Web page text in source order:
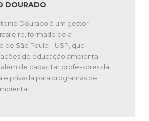
DOURADO
Dourado é um gestor
formado pela
de São Paulo – USP, que
de educação ambiental
além de capacitar professores da
e privada para programas de